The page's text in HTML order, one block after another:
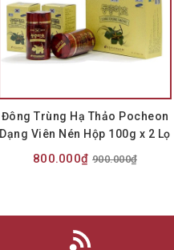
Đông Trùng Hạ Thảo Pocheon
Dạng Viên Nén Hộp 100g x 2 Lọ
800.000₫ 900.000₫